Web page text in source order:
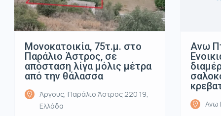
Μονοκατοικία, 75τ.μ. στο
Παράλιο Άστρος, σε
απόσταση λίγα μόλις μέτρα
από την θάλασσα
Άργους, Παράλιο Άστρος 220 19,
Ελλάδα
Ανω
Ανω